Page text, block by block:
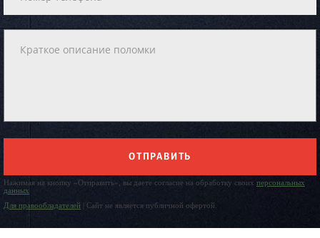
ОТПРАВИТЬ
Нажимая на кнопку «Отправить», вы даете согласие на обработку своих персональных
данных
Для правообладателей | Сайт не является публичной офертой.